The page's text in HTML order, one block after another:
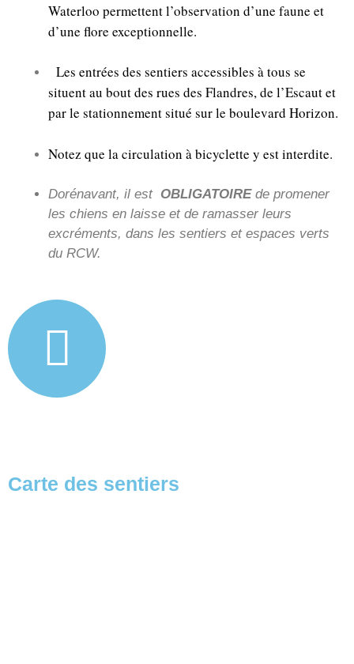
Waterloo permettent l’observation d’une faune et
d’une flore exceptionnelle.
Les entrées des sentiers accessibles à tous se
situent au bout des rues des Flandres, de l’Escaut et
par le stationnement situé sur le boulevard Horizon.
Notez que la circulation à bicyclette y est interdite.
Dorénavant, il est OBLIGATOIREde promener
les chiens en laisse et de ramasser leurs
excréments, dans les sentiers et espaces verts
du RCW.
Carte des sentiers